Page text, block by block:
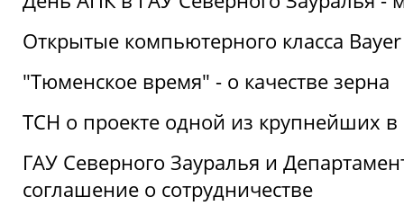
Открытые компьютерного класса Bayer
"Тюменское время" - о качестве зерна
ТСН о проекте одной из крупнейших
ГАУ Северного Зауралья и
соглашение о сотрудничестве